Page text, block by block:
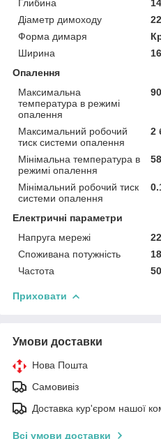
Глибина
Діаметр димоходу
Форма димаря
Ширина
Опалення
Максимальна
температура в режимі
опалення
Максимальний робочий
тиск системи опалення
2
Мінімальна температура в
режимі опалення
Мінімальний робочий тиск
системи опалення
Електричні параметри
Напруга мережі
Споживана потужність
Частота
Приховати
Умови доставки
Нова Пошта
Самовивіз
Доставка кур'єром нашої
Всі умови доставки